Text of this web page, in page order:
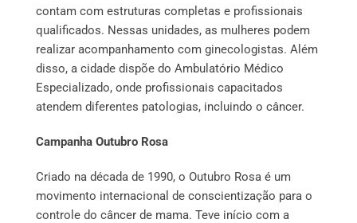
contam com estruturas completas e profissionais
qualificados. Nessas unidades, as mulheres podem
realizar acompanhamento com ginecologistas. Além
disso, a cidade dispõe do Ambulatório Médico
Especializado, onde profissionais capacitados
atendem diferentes patologias, incluindo o câncer.
Campanha Outubro Rosa
Criado na década de 1990, o Outubro Rosa é um
movimento internacional de conscientização para o
controle do câncer de mama. Teve início com a